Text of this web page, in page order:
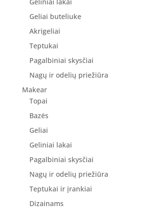
Geliai buteliuke
Akrigeliai
Teptukai
Pagalbiniai skysčiai
Nagų ir odelių priežiūra
Makear
Topai
Bazės
Geliai
Geliniai lakai
Pagalbiniai skysčiai
Nagų ir odelių priežiūra
Teptukai ir įrankiai
Dizainams